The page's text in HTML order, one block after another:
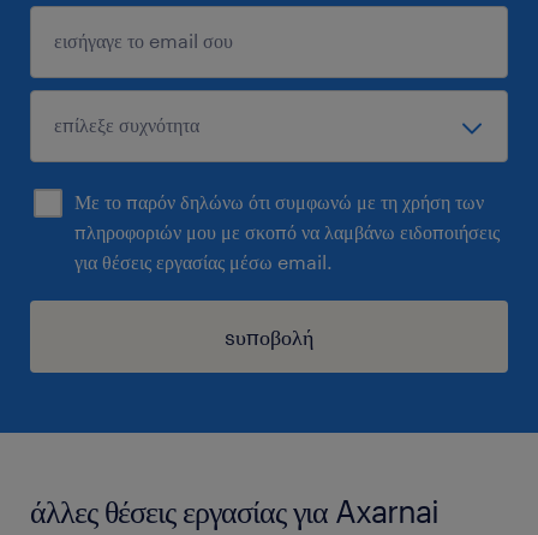
Με το παρόν δηλώνω ότι συμφωνώ με τη χρήση των
πληροφοριών μου με σκοπό να λαμβάνω ειδοποιήσεις
για θέσεις εργασίας μέσω email.
sυποβολή
άλλες θέσεις εργασίας για Axarnai